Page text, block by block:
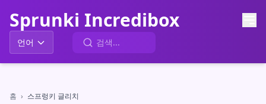
Sprunki Incredibox
언어
홈 › 스프렁키 글리치